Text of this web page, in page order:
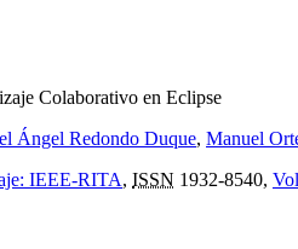
Colaborativo en Eclipse
Ángel Redondo Duque, Manuel
IEEE-RITA, ISSN 1932-8540,